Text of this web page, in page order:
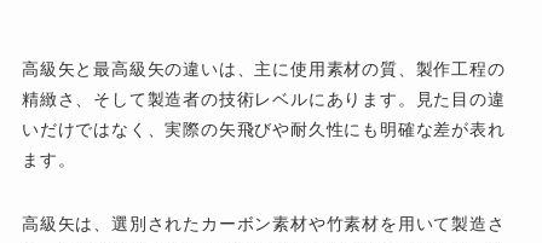
高級矢と最高級矢の違いは、主に使用素材の質、製作工程の
精緻さ、そして製造者の技術レベルにあります。見た目の違
いだけではなく、実際の矢飛びや耐久性にも明確な差が表れ
ます。
高級矢は、選別されたカーボン素材や竹素材を用いて製造さ